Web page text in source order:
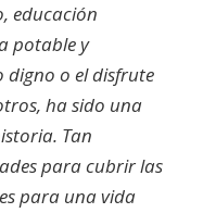
educación
potable y
digno o el disfrute
ha sido una
Tan
para cubrir las
para una vida